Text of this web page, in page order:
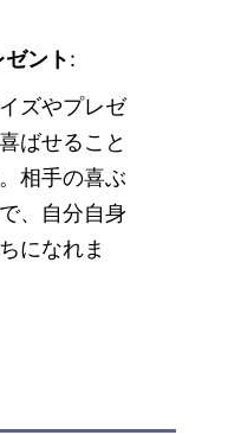
ント:
ズやプレゼ
ばせること
相手の喜ぶ
、自分自身
になれま